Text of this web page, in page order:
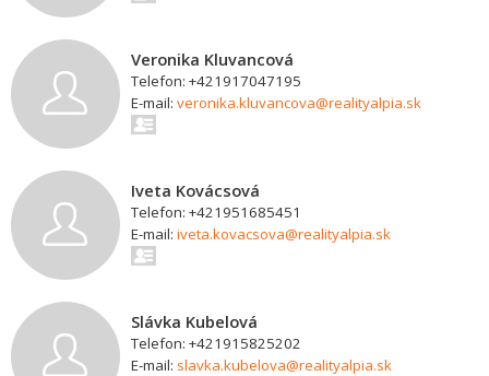
Veronika Kluvancová
Telefon: +421917047195
E-mail: veronika.kluvancova@realityalpia.sk
Iveta Kovácsová
Telefon: +421951685451
E-mail: iveta.kovacsova@realityalpia.sk
Slávka Kubelová
Telefon: +421915825202
E-mail: slavka.kubelova@realityalpia.sk